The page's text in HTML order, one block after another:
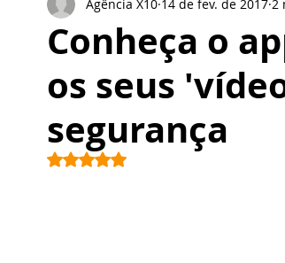
Lançamentos Tablet Google
Xiaomi Sony Smartphone
Windows Phone Honor
Conheça o
os seus
segurança
Agência X10 14 de fev. de 2017 2
Avaliado com NaN de 5 estrelas.